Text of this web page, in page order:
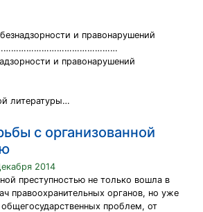
и правонарушений
и правонарушений
литературы…
с организованной
2014
преступностью не только вошла в
правоохранительных органов, но уже
проблем, от